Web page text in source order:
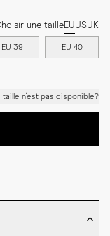
une tailleEUUSUK
EU 39 EU 40
taille n'est pas disponible?